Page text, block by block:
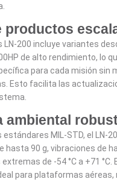
productos
LN-200 incluye variantes
de alto rendimiento, lo
para cada misión sin
Esto facilita las
ambiental
MIL-STD, el LN-
hasta 90 g, vibraciones de
de -54 °C a +71 °C.
para plataformas